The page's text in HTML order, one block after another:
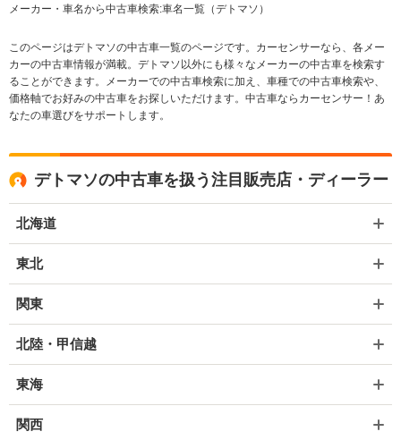
メーカー・車名から中古車検索:車名一覧（デトマソ）
このページはデトマソの中古車一覧のページです。カーセンサーなら、各メー
カーの中古車情報が満載。デトマソ以外にも様々なメーカーの中古車を検索す
ることができます。メーカーでの中古車検索に加え、車種での中古車検索や、
価格軸でお好みの中古車をお探しいただけます。中古車ならカーセンサー！あ
なたの車選びをサポートします。
デトマソの中古車を扱う注目販売店・ディーラー
北海道
東北
関東
北陸・甲信越
東海
関西